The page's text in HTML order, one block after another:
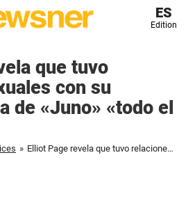
ES
Edition
que tuvo
con su
de «Juno» «todo el
» Elliot Page revela que tuvo relaciones sexuales con su coprotagonista de «Juno» «todo el tiempo»